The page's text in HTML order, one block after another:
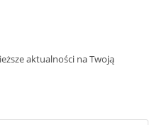
aktualności na Twoją